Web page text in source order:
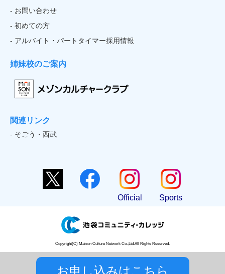
お申し込みはこちら
- お問い合わせ
- 初めての方
- アルバイト・パートタイマー採用情報
姉妹校のご案内
関連リンク
- そごう・西武
Official Sports
Copyright(C) Maison Culture Network Co.,Ltd.All Rights Reserved.